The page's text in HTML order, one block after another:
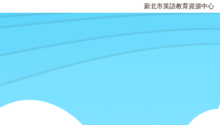
新北市英語教育資源中心